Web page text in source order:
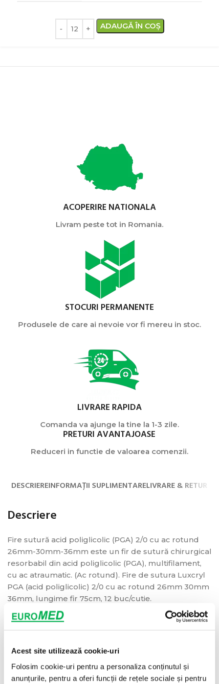
Acest site utilizează cookie-uri
Folosim cookie-uri pentru a personaliza conținutul și
anunțurile, pentru a oferi funcții de rețele sociale și pentru
ADAUGĂ ÎN COȘ
ACOPERIRE NATIONALA
Livram peste tot in Romania.
STOCURI PERMANENTE
Produsele de care ai nevoie vor fi mereu in stoc.
LIVRARE RAPIDA
Comanda va ajunge la tine la 1-3 zile.
PRETURI AVANTAJOASE
Reduceri in functie de valoarea comenzii.
DESCRIEREINFORMAȚII SUPLIMENTARELIVRARE & RETUR
Descriere
Fire sutură acid poliglicolic (PGA) 2/0 cu ac rotund
26mm-30mm-36mm este un fir de sutură chirurgical
resorbabil din acid poliglicolic (PGA), multifilament,
cu ac atraumatic. (Ac rotund). Fire de sutura Luxcryl
PGA (acid poliglicolic) 2/0 cu ac rotund 26mm 30mm
36mm, lungime fir 75cm, 12 buc/cutie.
Sutură chirurgicală sintetică absorbabilă din Acid
poliglicolic împletit.
Specificații